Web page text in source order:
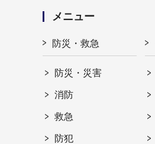
メニュー
防災・救急
防災・災害
消防
救急
防犯